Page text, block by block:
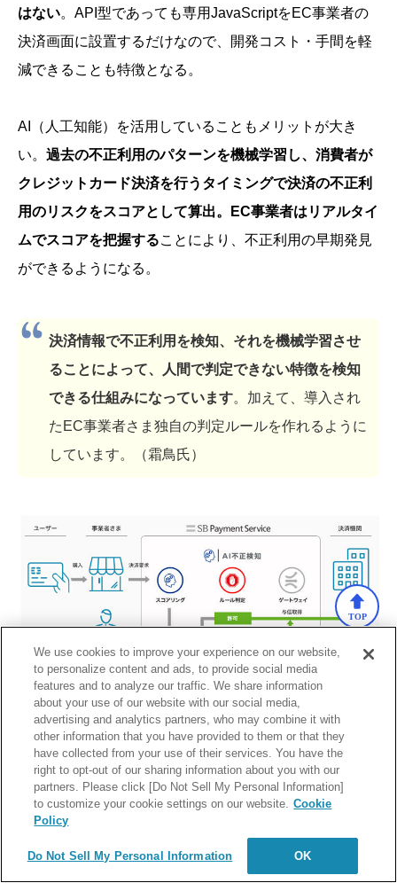
はない。API型であっても専用JavaScriptをEC事業者の
決済画面に設置するだけなので、開発コスト・手間を軽
減できることも特徴となる。
AI（人工知能）を活用していることもメリットが大き
い。 過去の不正利用のパターンを機械学習し、消費者が
クレジットカード決済を行うタイミングで決済の不正利
用のリスクをスコアとして算出。EC事業者はリアルタイ
ムでスコアを把握することにより、不正利用の早期発見
ができるようになる。
決済情報で不正利用を検知、それを機械学習させ
ることによって、人間で判定できない特徴を検知
できる仕組みになっています。加えて、導入され
たEC事業者さま独自の判定ルールを作れるように
しています。（霜鳥氏）
与信取得前に決済ごとのスコアリングとルール判定を実施、専用の管
理画面にてスコアとルール判定の結果を確認できる
「3Dセキュア」の組み合わせでUXを損なわ
TOP
We use cookies to improve your experience on our website,
to personalize content and ads, to provide social media
features and to analyze our traffic. We share information
about your use of our website with our social media,
advertising and analytics partners, who may combine it with
other information that you have provided to them or that they
have collected from your use of their services. You have the
right to opt-out of our sharing information about you with our
partners. Please click [Do Not Sell My Personal Information]
to customize your cookie settings on our website. Cookie
Policy
Do Not Sell My Personal Information OK